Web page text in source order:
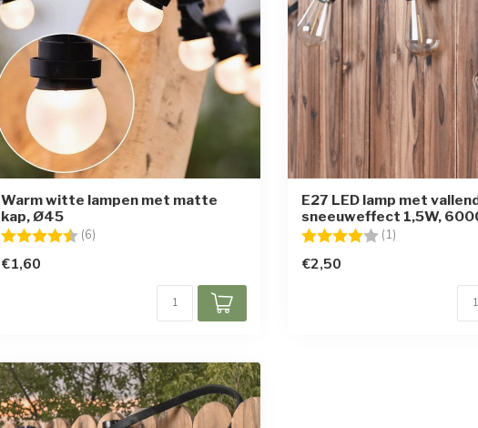
Warm witte lampen met matte
kap, Ø45
Beoordeling: (6)
€1,60
E27 LED lamp met
sneeuweffect 1,5W,
Beoordeling: (1)
€2,50